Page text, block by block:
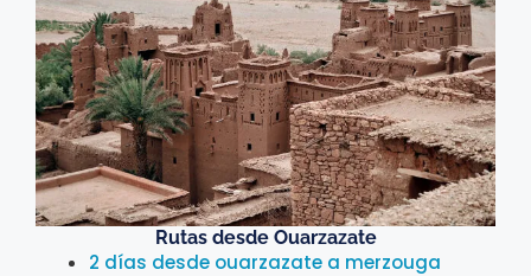
Rutas desde Ouarzazate
2 días desde ouarzazate a merzouga